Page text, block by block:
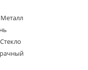
Металл
Стекло